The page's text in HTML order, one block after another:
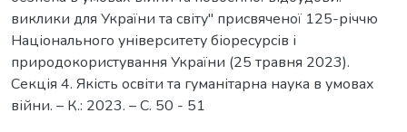
виклики для України та світу" присвяченої 125-річчю
Національного університету біоресурсів і
природокористування України (25 травня 2023).
Секція 4. Якість освіти та гуманітарна наука в умовах
війни. – К.: 2023. – С. 50 - 51